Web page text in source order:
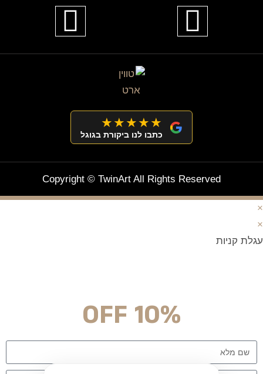
★★★★★
כתבו לנו ביקורת בגוגל
Copyright © TwinArt All Rights Reserved
×
×
עגלת קניות
10% OFF